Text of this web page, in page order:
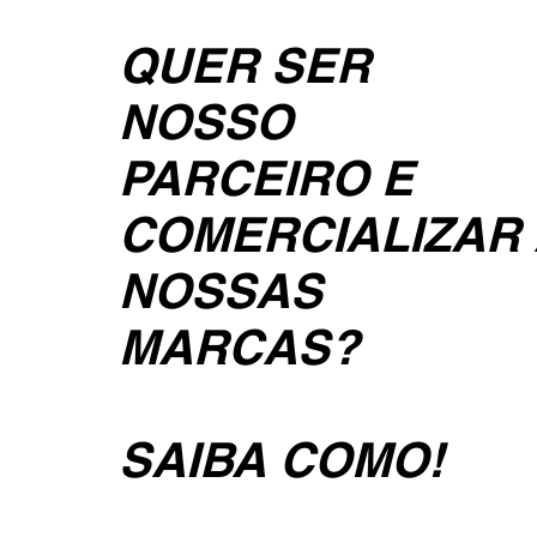
QUER SER
NOSSO
PARCEIRO E
COMERCIALIZAR
NOSSAS
MARCAS?
SAIBA COMO!